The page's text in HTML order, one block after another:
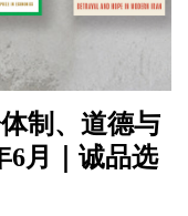
制、道德与
6月｜诚品选